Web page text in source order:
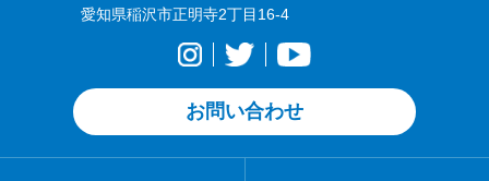
愛知県稲沢市正明寺2丁目16-4
お問い合わせ